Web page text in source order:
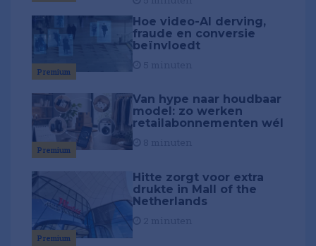
Premium
Hoe video-AI derving,
fraude en conversie
beïnvloedt
Premium
Van hype naar houdbaar
model: zo werken
retailabonnementen wél
Premium
Hitte zorgt voor extra
drukte in Mall of the
Netherlands